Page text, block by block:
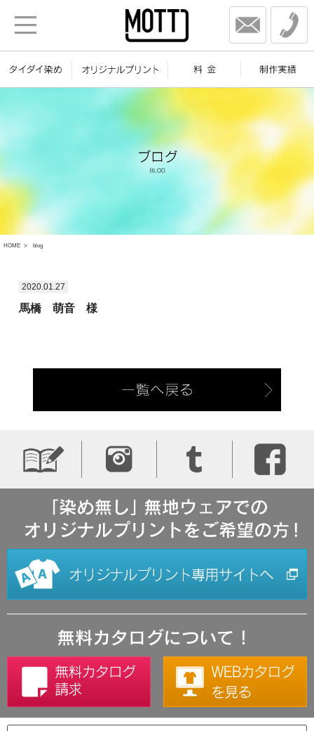
HOME blog
2020.01.27
馬橋 萌音 様